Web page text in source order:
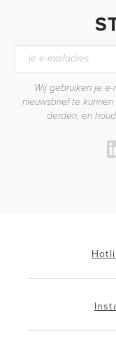
Wij gebruiken je
nieuwsbrief te
derden, en